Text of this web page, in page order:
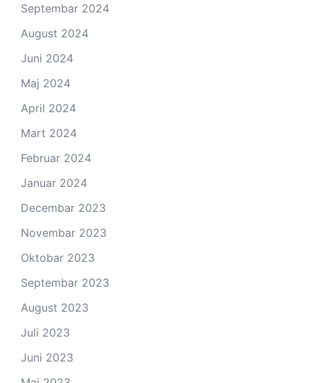
Septembar 2024
August 2024
Juni 2024
Maj 2024
April 2024
Mart 2024
Februar 2024
Januar 2024
Decembar 2023
Novembar 2023
Oktobar 2023
Septembar 2023
August 2023
Juli 2023
Juni 2023